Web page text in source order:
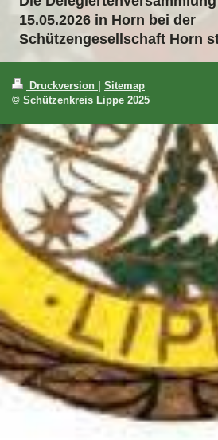
15.05.2026 in Horn bei der
Schützengesellschaft Horn
Druckversion
Sitemap
© Schützenkreis Lippe 2025